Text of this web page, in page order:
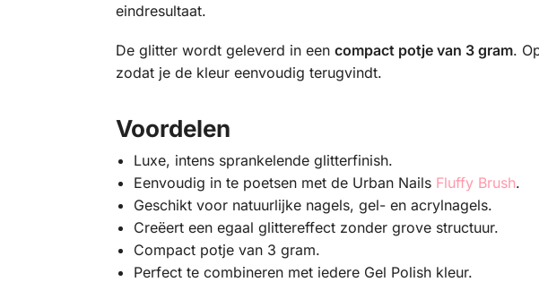
eindresultaat.
De glitter wordt geleverd in een compact potje van 3 gram.
zodat je de kleur eenvoudig terugvindt.
Voordelen
Luxe, intens sprankelende glitterfinish.
Eenvoudig in te poetsen met de Urban Nails Fluffy Brush.
Geschikt voor natuurlijke nagels, gel- en acrylnagels.
Creëert een egaal glittereffect zonder grove structuur.
Compact potje van 3 gram.
Perfect te combineren met iedere Gel Polish kleur.